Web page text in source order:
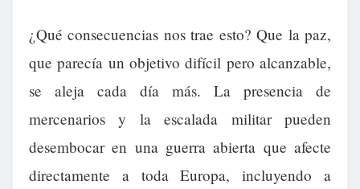
¿Qué consecuencias nos trae esto? Que la paz,
que parecía un objetivo difícil pero alcanzable,
se aleja cada día más. La presencia de
mercenarios y la escalada militar pueden
desembocar en una guerra abierta que afecte
directamente a toda Europa, incluyendo a